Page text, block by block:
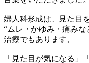
婦人科形成は、見た目
“ムレ・かゆみ・痛み
治療でもあります。
「見た目が気になる」